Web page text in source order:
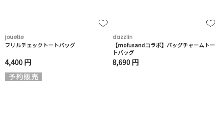
jouetie
フリルチェックトートバッグ
4,400 円
dazzlin
【mofusandコラボ】バッグチャームトー
トバッグ
8,690 円